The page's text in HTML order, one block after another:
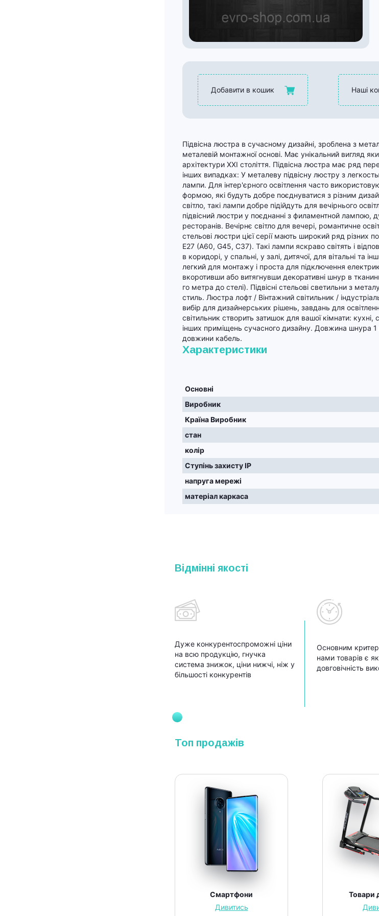
Добавити в кошик Наші
Підвісна люстра в сучасному дизайні, зроблена з
металевій монтажної основі. Має унікальний вигляд
архітектури XXI століття. Підвісна люстра має ряд
інших випадках: У металеву підвісну люстру з
лампи. Для інтер'єрного освітлення часто
формою, які будуть добре поєднуватися з різним
світло, такі лампи добре підійдуть для вечірнього
підвісний люстри у поєднанні з филаментной лампою,
ресторанів. Вечірнє світло для вечері, романтичне
стельові люстри цієї серії мають широкий ряд різних
Е27 (A60, G45, C37). Такі лампи яскраво світять і
в коридорі, у спальні, у залі, дитячої, для вітальні та
легкий для монтажу і проста для підключення
вкоротивши або витягнувши декоративні шнур в
го метра до стелі). Підвісні стельові светильни з
стиль. Люстра лофт / Вінтажний світильник /
вибір для дизайнерських рішень, завдань для
світильник створить затишок для вашої кімнати: кухні,
інших приміщень сучасного дизайну. Довжина шнура
довжини кабель.
Характеристики
Основні
Виробник
Країна Виробник
стан
колір
Ступінь захисту IP
напруга мережі
матеріал каркаса
Відмінні якості
Дуже конкурентоспроможні ціни
на всю продукцію, гнучка
система знижок, ціни нижчі, ніж у
більшості конкурентів
Основним
нами товарів є
довговічність
Топ продажів
Смартфони
Дивитись
Товари